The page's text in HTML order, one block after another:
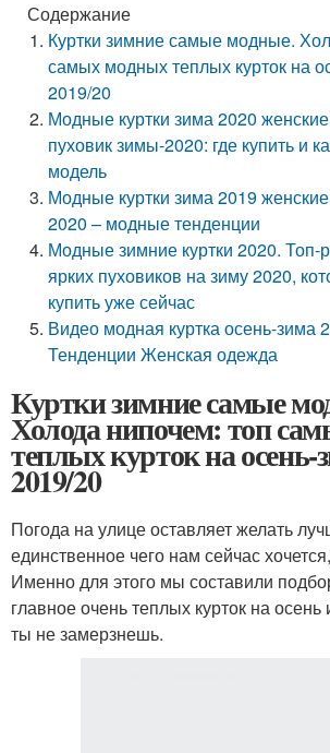
Содержание
Куртки зимние самые модные.
самых модных теплых курток на
2019/20
Модные куртки зима 2020
пуховик зимы-2020: где купить и
модель
Модные куртки зима 2019
2020 – модные тенденции
Модные зимние куртки 2020. Топ-
ярких пуховиков на зиму 2020,
купить уже сейчас
Видео модная куртка осень-зима
Тенденции Женская одежда
Куртки зимние самые
Холода нипочем: топ
теплых курток на осень-
2019/20
Погода на улице оставляет желать
единственное чего нам сейчас
Именно для этого мы составили
главное очень теплых курток на
ты не замерзнешь.